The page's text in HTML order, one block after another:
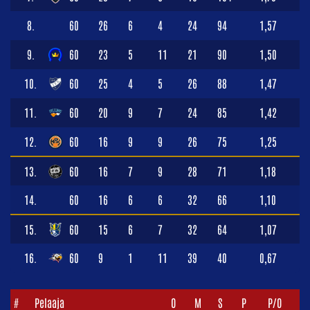
8. 60 26 6 4 24 94 1,57
9. 60 23 5 11 21 90 1,50
10. 60 25 4 5 26 88 1,47
11. 60 20 9 7 24 85 1,42
12. 60 16 9 9 26 75 1,25
13. 60 16 7 9 28 71 1,18
14. 60 16 6 6 32 66 1,10
15. 60 15 6 7 32 64 1,07
16. 60 9 1 11 39 40 0,67
# Pelaaja O M S P P/O